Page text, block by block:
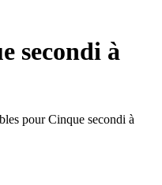
secondi à
pour Cinque secondi à